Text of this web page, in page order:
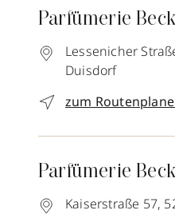
Parfümerie
Lessenicher
Duisdorf
zum
Parfümerie
Kaiserstraße 57,